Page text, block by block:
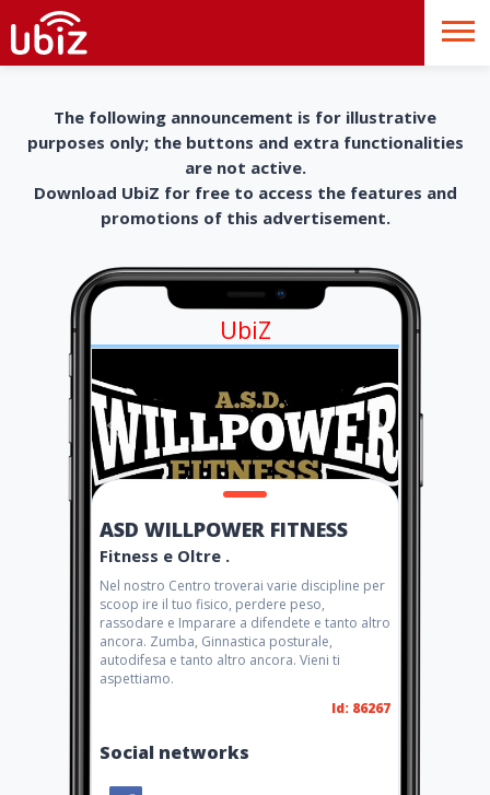
The following announcement is for illustrative
purposes only; the buttons and extra functionalities
are not active.
Download UbiZ for free to access the features and
promotions of this advertisement.
UbiZ
ASD WILLPOWER FITNESS
Fitness e Oltre .
Nel nostro Centro troverai varie discipline per
scoop ire il tuo fisico, perdere peso,
rassodare e Imparare a difendete e tanto altro
ancora. Zumba, Ginnastica posturale,
autodifesa e tanto altro ancora. Vieni ti
aspettiamo.
Id: 86267
Social networks